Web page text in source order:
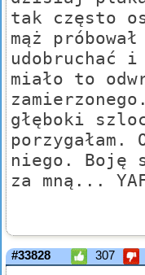
tak często
mąż
udobruchać
miało to
głęboki
porzygałam.
niego. Boję
za mną...
#33828 307